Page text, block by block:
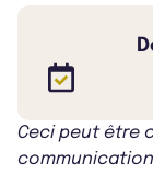
Ceci peut être